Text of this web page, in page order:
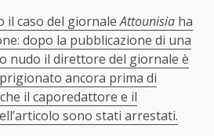
il caso del giornaleAttounisia ha
dopo la pubblicazione di una
nudo il direttore del giornale è
ancora prima di
il caporedattore e il
sono stati arrestati.